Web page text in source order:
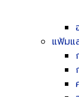
แฟ้มแ